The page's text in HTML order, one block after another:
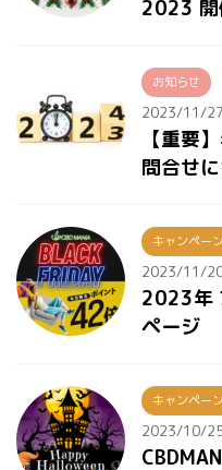
2023 開
お知らせ
2023/11/27
【重要
問合せ
キャンペー
2023/11/
2023年
ページ
キャンペー
2023/10/